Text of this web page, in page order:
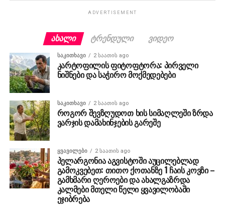
ADVERTISEMENT
ᲐᲮᲐᲚᲘ ᲢᲠᲔᲜᲓᲣᲚᲘ ᲕᲘᲓᲔᲝ
ᲡᲐᲙᲘᲗᲮᲐᲕᲘ 2 საათის ago
კარტოფილის ფიტოფტორა: პირველი
ნიშნები და საჭირო მოქმედებები
ᲡᲐᲙᲘᲗᲮᲐᲕᲘ 2 საათის ago
როგორ შევზღუდოთ ხის სიმაღლეში ზრდა
ვარჯის დამახინჯების გარეშე
ᲧᲕᲐᲕᲘᲚᲔᲑᲘ 2 საათის ago
პელარგონია აგვისტოში აუცილებლად
გამოკვებეთ: თითო ქოთანზე 1 ჩაის კოვზი –
გამხმარი ღეროები და ახალგაზრდა
კალმები მთელი წელი ყვავილობაში
ეჯიბრება